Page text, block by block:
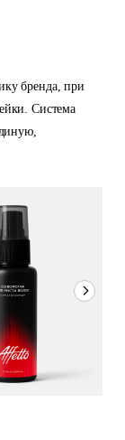
бренда, при
Система